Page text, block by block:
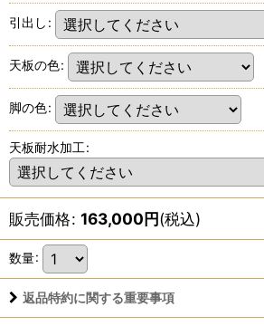
引出し :
天板の色:
脚の色:
天板耐水加工:
販売価格: 163,000円(税込)
数量:
返品特約に関する重要事項